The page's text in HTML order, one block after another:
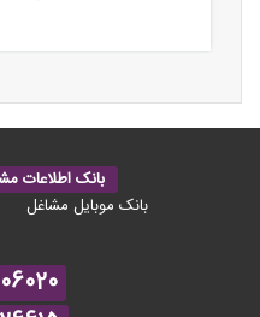
بانک اطلاعات
بانک موبایل مشاغل